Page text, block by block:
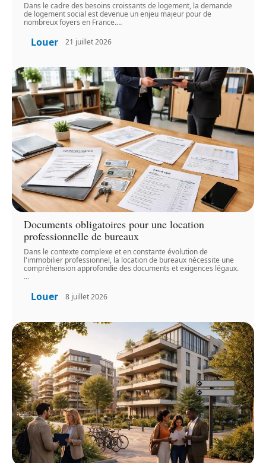
Dans le cadre des besoins croissants de logement, la demande
de logement social est devenue un enjeu majeur pour de
nombreux foyers en France.…
Louer 21 juillet 2026
Documents obligatoires pour une location
professionnelle de bureaux
Dans le contexte complexe et en constante évolution de
l'immobilier professionnel, la location de bureaux nécessite une
compréhension approfondie des documents et exigences légaux.
…
Louer 8 juillet 2026